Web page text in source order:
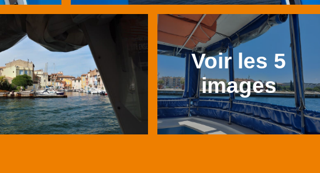
Voir les 5
images